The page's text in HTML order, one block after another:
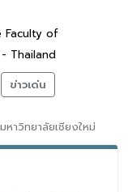
Faculty of
Thailand
ข่าวเด่น
าวิทยาลัยเชียงใหม่